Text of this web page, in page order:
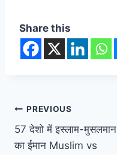
Share this
Post
navigation
PREVIOUS
57 देशो में इस्लाम-मुसलमान
का ईमान Muslim vs